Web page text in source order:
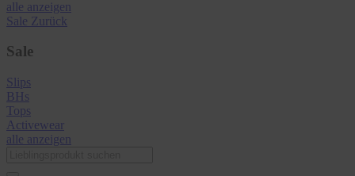
alle anzeigen
Sale Zurück
Sale
Slips
BHs
Tops
Activewear
alle anzeigen